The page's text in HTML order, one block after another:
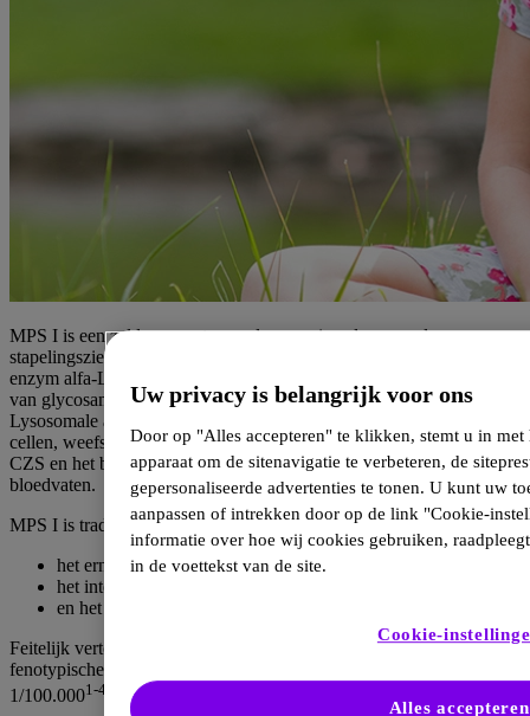
MPS I is een zeldzame autosomale recessieve lysosomale
stapelingsziekte veroorzaakt door een tekort aan het lysosomale
enzym alfa-L-iduronidase (IDUA) dat betrokken is bij de afbraak
van glycosaminoglycanen (GAGs): heparan- en dermatansulfaat.
Lysosomale accumulatie van GAGs resulteert in disfunctie van
cellen, weefsels en organen, zoals het hoornvlies, kraakbeen, bot,
CZS en het bindweefsel van de huid, fascie, hartkleppen en
bloedvaten.
MPS I is traditioneel onderverdeeld in drie fenotypen:
het ernstige Hurler (MPS I-H)-fenotype,
het intermediaire Hurler-Scheie (MPS I-H/S)-fenotype,
en het mildere Scheie (MPS I/S)-fenotype.
Feitelijk vertoont MPS I echter een continu spectrum van
fenotypische ernst. De geschatte incidentie van MPS I is
1/100.0001-4
Uw privacy is belangrijk voor ons
Door op "Alles accepteren" te klikken, stemt u in
apparaat om de sitenavigatie te verbeteren, de
gepersonaliseerde advertenties te tonen. U kunt uw
aanpassen of intrekken door op de link "Cookie-
informatie over hoe wij cookies gebruiken,
in de voettekst van de site.
Cookie-
Alles accepteren